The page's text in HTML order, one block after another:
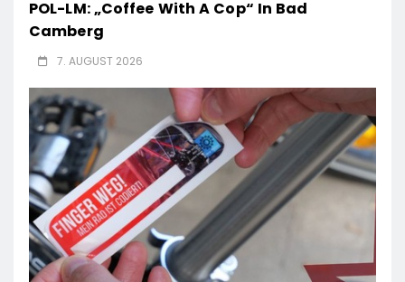
POL-LM: „Coffee With A Cop“ In Bad
Camberg
7. AUGUST 2026